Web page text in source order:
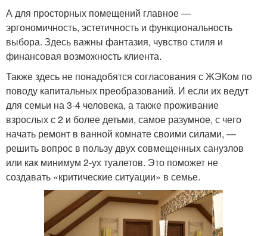
А для просторных помещений главное —
эргономичность, эстетичность и функциональность
выбора. Здесь важны фантазия, чувство стиля и
финансовая возможность клиента.
Также здесь не понадобятся согласования с ЖЭКом по
поводу капитальных преобразований. И если их ведут
для семьи на 3-4 человека, а также проживание
взрослых с 2 и более детьми, самое разумное, с чего
начать ремонт в ванной комнате своими силами, —
решить вопрос в пользу двух совмещенных санузлов
или как минимум 2-ух туалетов. Это поможет не
создавать «критические ситуации» в семье.